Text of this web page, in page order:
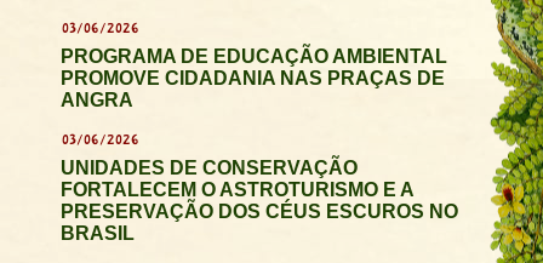
03/06/2026
PROGRAMA DE EDUCAÇÃO AMBIENTAL
PROMOVE CIDADANIA NAS PRAÇAS DE
ANGRA
03/06/2026
UNIDADES DE CONSERVAÇÃO
FORTALECEM O ASTROTURISMO E A
PRESERVAÇÃO DOS CÉUS ESCUROS NO
BRASIL